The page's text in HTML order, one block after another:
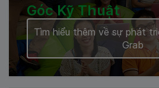
Góc Kỹ Thuật
Tìm hiểu thêm về sự phát
Grab